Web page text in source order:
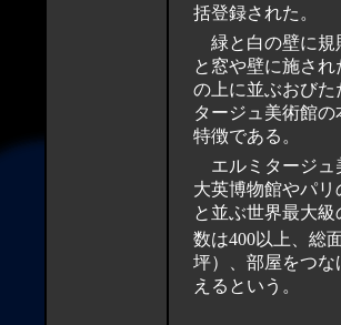
括登録された。
緑と白の壁に規
と窓や壁に施さ
の上に並ぶおび
タージュ美術館
特徴である。
エルミタージュ
大英博物館やパ
と並ぶ世界最大
数は400以上、総
坪）、部屋をつな
えるという。